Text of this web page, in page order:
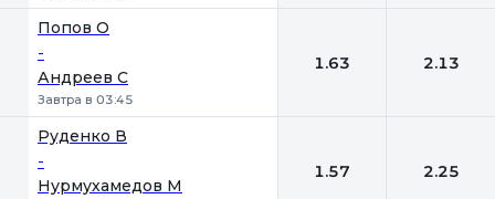
Попов О
-
Андреев С
Завтра в 03:45
1.63 2.13
Руденко В
-
Нурмухамедов М
1.57 2.25